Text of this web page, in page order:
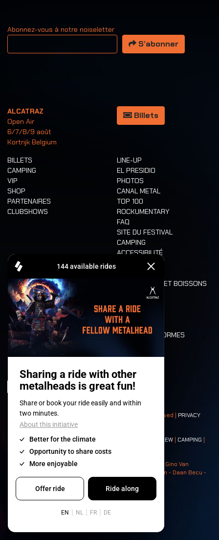
Abonnez-vous à notre noiseletter
Votre adresse email
S’abonner
ALCATRAZ
Open Air
6/7/8/9 août
Kortrijk Belgium
Billets
BILLETS
CAMPING
VIP
SHOP
PARTENAIRES
CLUBSHOWS
LINE-UP
EL PRESIDIO
PHOTOS
CANAL METAL
TOP 100
ROCKUMENTARY
FAQ
SITE DU FESTIVAL
CAMPING
ACCESSIBILITÉ
CASHLESS
ALIMENTATION ET BOISSONS
LONE WOLVES
PLAN
DEATH RIDE
VALEURS ET NORMES
HISTOIRE
© 2008-2026- Apache Productions VZW – All rights reserved | PRIVACY
POLICY|CONDITIONS GÉNÉRALES
Contact:GENERAL| PARTNERSHIPS CREW CAMPING
| NEIGHBOURS
Photos: Ann Kermans - Hans Van Hoof - Eliaz Bruggeman - Gino Van
Lancker - Tim Tronckoe - Elsie Roymans - Stijn Verbruggen - Daan Becu -
Claus Christa - Devid Camerlynck